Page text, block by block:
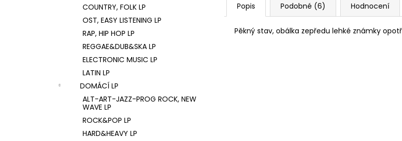
COUNTRY, FOLK LP
OST, EASY LISTENING LP
RAP, HIP HOP LP
REGGAE&DUB&SKA LP
ELECTRONIC MUSIC LP
LATIN LP
DOMÁCÍ LP
ALT-ART-JAZZ-PROG ROCK, NEW
WAVE LP
ROCK&POP LP
HARD&HEAVY LP
Popis Podobné (6) Hodnocení
Pěkný stav, obálka zepředu lehké známky